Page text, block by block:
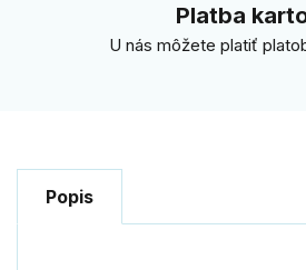
Platba
U nás môžete platiť
Popis